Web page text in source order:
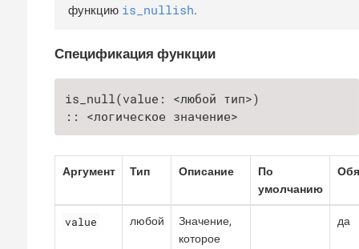
функцию is_nullish.
Спецификация функции
is_null(value: <любой тип>)
:: <логическое значение>
Аргумент Тип Описание
По
умолчанию
value любой
Значение,
которое
да